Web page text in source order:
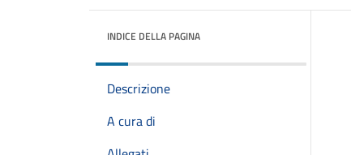
INDICE DELLA PAGINA
Descrizione
A cura di